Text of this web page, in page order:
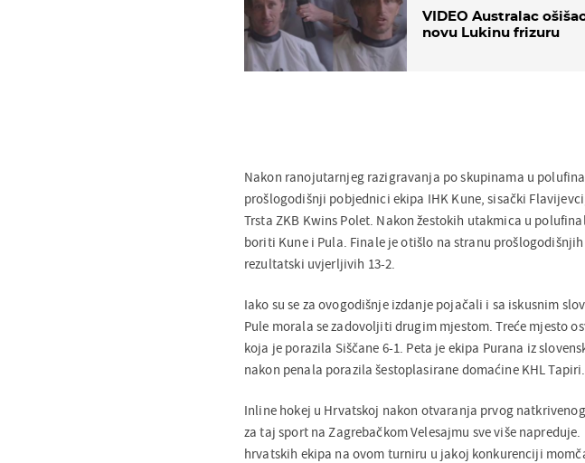
VIDEO Australac
novu Lukinu frizuru
Nakon ranojutarnjeg razigravanja po skupinama u
prošlogodišnji pobjednici ekipa IHK Kune, sisački
Trsta ZKB Kwins Polet. Nakon žestokih utakmica u
boriti Kune i Pula. Finale je otišlo na stranu
rezultatski uvjerljivih 13-2.
Iako su se za ovogodišnje izdanje pojačali i sa iskusnim
Pule morala se zadovoljiti drugim mjestom. Treće mjesto
koja je porazila Siščane 6-1. Peta je ekipa Purana iz
nakon penala porazila šestoplasirane domaćine KHL Tapiri.
Inline hokej u Hrvatskoj nakon otvaranja prvog
za taj sport na Zagrebačkom Velesajmu sve više
hrvatskih ekipa na ovom turniru u jakoj konkurenciji